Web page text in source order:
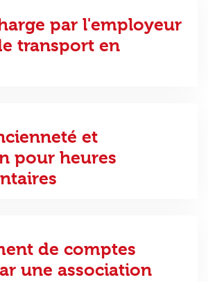
par l'employeur
transport en
et
pour heures
de comptes
une association